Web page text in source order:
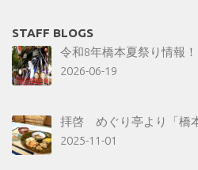
STAFF BLOGS
令和8年橋本夏祭り情報！
2026-06-19
拝啓 めぐり亭より「橋
2025-11-01